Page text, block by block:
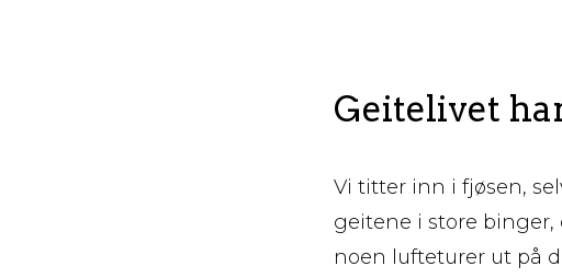
Geitelivet
Vi titter inn i fjøsen,
geitene i store binger,
noen lufteturer ut på